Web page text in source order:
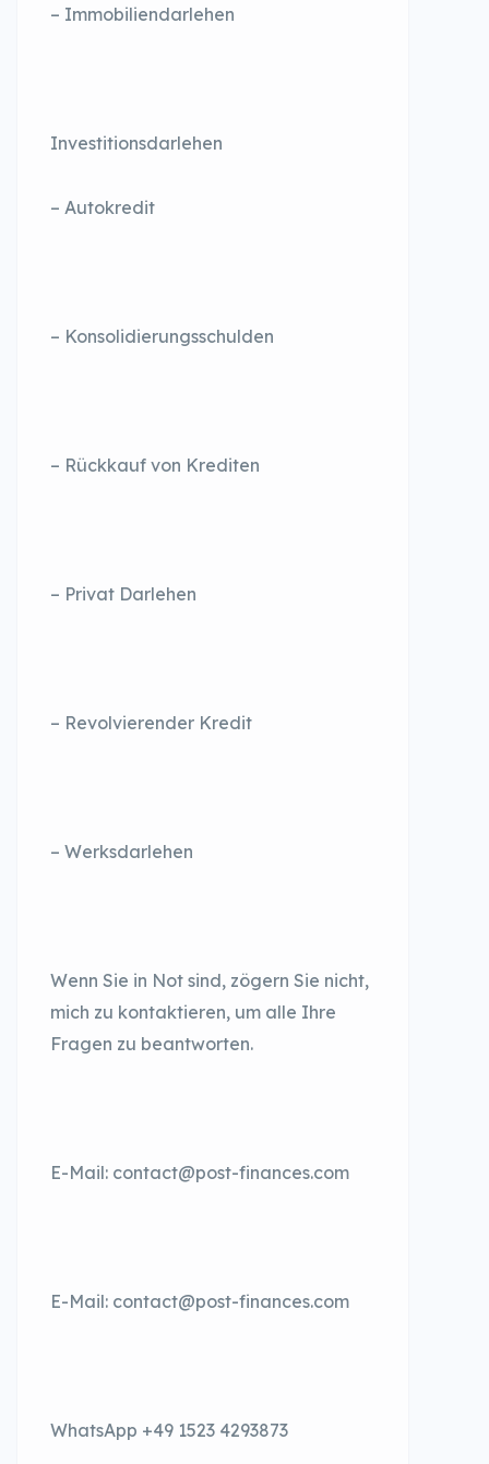
– Immobiliendarlehen
Investitionsdarlehen
– Autokredit
– Konsolidierungsschulden
– Rückkauf von Krediten
– Privat Darlehen
– Revolvierender Kredit
– Werksdarlehen
Wenn Sie in Not sind, zögern Sie nicht,
mich zu kontaktieren, um alle Ihre
Fragen zu beantworten.
E-Mail: contact@post-finances.com
E-Mail: contact@post-finances.com
WhatsApp +49 1523 4293873